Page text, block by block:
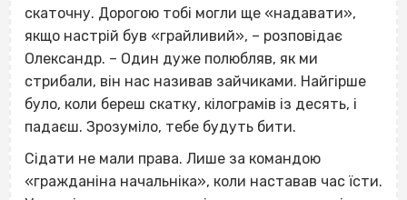
скаточну. Дорогою тобі могли ще «надавати»,
якщо настрій був «грайливий», – розповідає
Олександр. – Один дуже полюбляв, як ми
стрибали, він нас називав зайчиками. Найгірше
було, коли береш скатку, кілограмів із десять, і
падаєш. Зрозуміло, тебе будуть бити.
Сідати не мали права. Лише за командою
«гражданіна начальніка», коли наставав час їсти.